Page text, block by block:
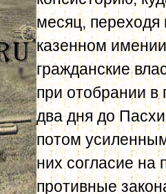
месяц,
казенном
гражданские
при отобрании в
два дня до
потом
них согласие
противные